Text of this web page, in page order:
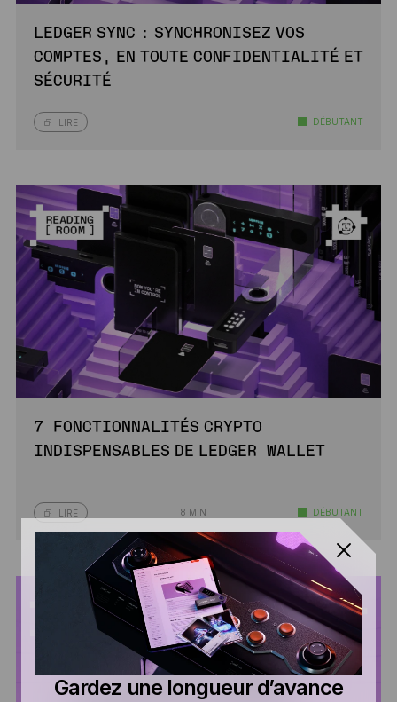
LEDGER SYNC : SYNCHRONISEZ VOS
COMPTES, EN TOUTE CONFIDENTIALITÉ ET
SÉCURITÉ
LIRE DÉBUTANT
7 FONCTIONNALITÉS CRYPTO
INDISPENSABLES DE LEDGER WALLET
LIRE 8 MIN DÉBUTANT
Gardez une longueur d’avance